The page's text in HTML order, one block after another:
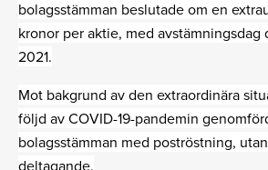
bolagsstämman beslutade om en
kronor per aktie, med avstämningsdag
2021.
Mot bakgrund av den extraordinära
följd av COVID-19-pandemin
bolagsstämman med poströstning,
deltagande.